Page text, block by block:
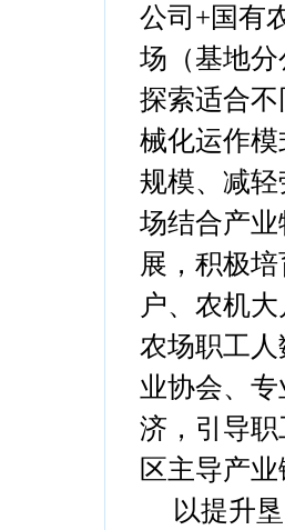
公司+国有
场（基地
探索适合
械化运作
规模、减
场结合产
展，积极
户、农机
农场职工
业协会、
济，引导
区主导产
以提升